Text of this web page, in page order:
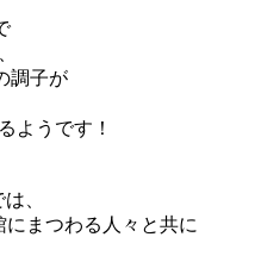
調子が
ようです！
、
まつわる人々と共に